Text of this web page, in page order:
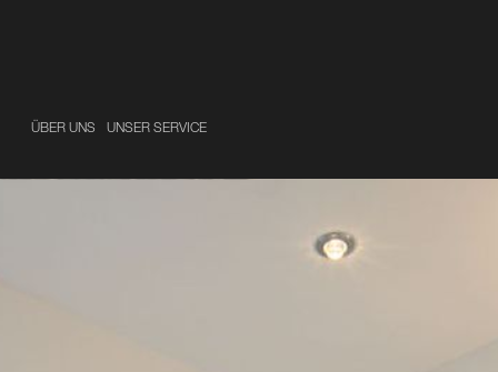
ÜBER UNS UNSER SERVICE